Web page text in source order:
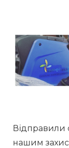
Відправили
нашим